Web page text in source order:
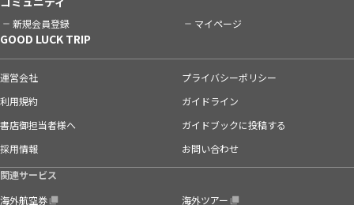
新規会員登録 マイページ
GOOD LUCK TRIP
運営会社
プライバシーポリシー
利用規約
ガイドライン
書店御担当者様へ
ガイドブックに投稿する
採用情報
お問い合わせ
関連サービス
海外航空券
海外ツアー